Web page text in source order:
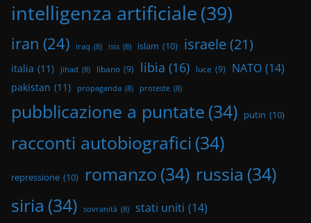
intelligenza artificiale(39)
iran (24) iraq (8) isis (8) islam (10) israele(21)
italia (11) jihad (8) libano (9) libia (16) luce (9) NATO (14)
pakistan (11) propaganda (8) proteste (8)
pubblicazione a puntate (34) putin (10)
racconti autobiografici (34)
repressione (10) romanzo (34) russia (34)
siria (34) sovranità (8) stati uniti (14)